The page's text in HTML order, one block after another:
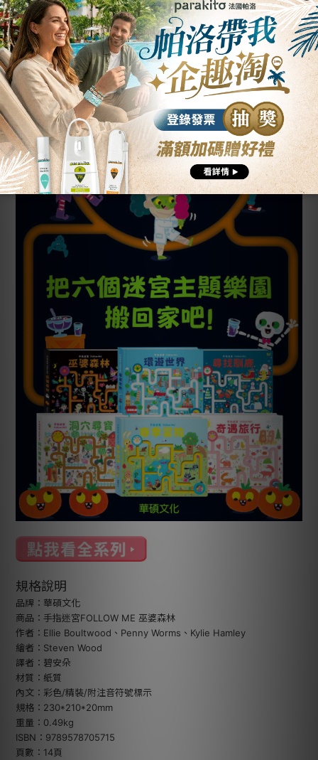
規格說明
品牌：華碩文化
商品：手指迷宮FOLLOW ME 巫婆森林
作者：Ellie Boultwood、Penny Worms、Kylie Hamley
繪者：Steven Wood
譯者：碧安朵
材質：紙質
內文：彩色/精裝/附注音符號標示
規格：230*210*20mm
重量：0.49kg
ISBN：9789578705715
頁數：14頁